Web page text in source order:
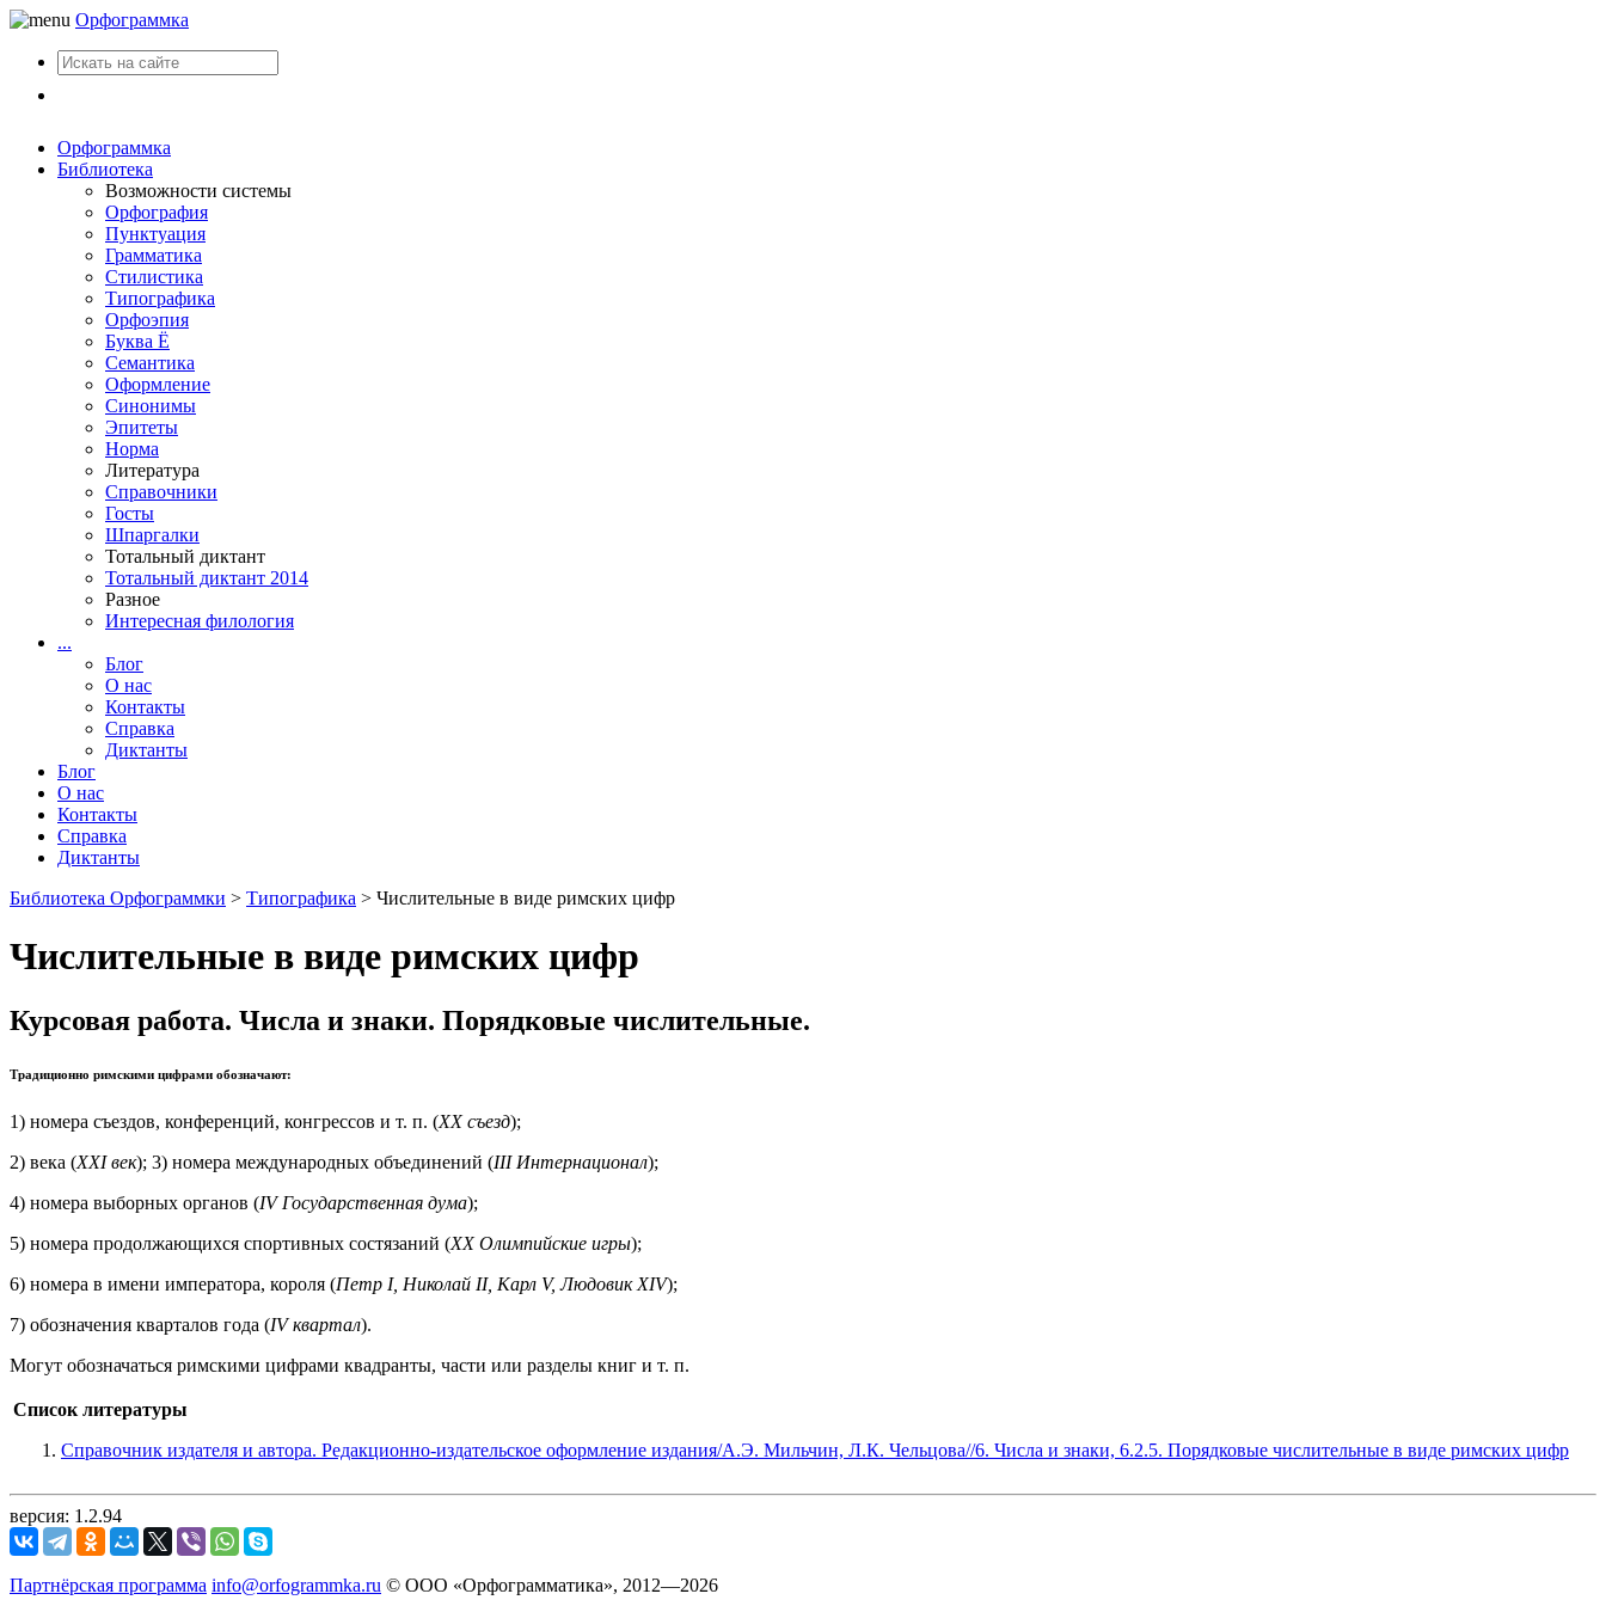
Орфограммка
Орфограммка
Библиотека
Возможности системы
Орфография
Пунктуация
Грамматика
Стилистика
Типографика
Орфоэпия
Буква Ё
Семантика
Оформление
Синонимы
Эпитеты
Норма
Литература
Справочники
Госты
Шпаргалки
Тотальный диктант
Тотальный диктант 2014
Разное
Интересная филология
...
Блог
О нас
Контакты
Справка
Диктанты
Блог
О нас
Контакты
Справка
Диктанты
Библиотека Орфограммки > Типографика > Числительные в виде римских цифр
Числительные в виде римских цифр
Курсовая работа. Числа и знаки. Порядковые числительные.
Традиционно римскими цифрами обозначают:
1) номера съездов, конференций, конгрессов и т. п. (XX съезд);
2) века (XXI век); 3) номера международных объединений (III Интернационал);
4) номера выборных органов (IV Государственная дума);
5) номера продолжающихся спортивных состязаний (XX Олимпийские игры);
6) номера в имени императора, короля (Петр I, Николай II, Карл V, Людовик XIV);
7) обозначения кварталов года (IV квартал).
Могут обозначаться римскими цифрами квадранты, части или разделы книг и т. п.
Список литературы
Справочник издателя и автора. Редакционно-издательское оформление издания/А.Э. Мильчин, Л.К. Чельцова//6. Числа и знаки, 6.2.5. Порядковые числительные в виде римских цифр
версия: 1.2.94
Партнёрская программа info@orfogrammka.ru © ООО «Орфограмматика», 2012—2026